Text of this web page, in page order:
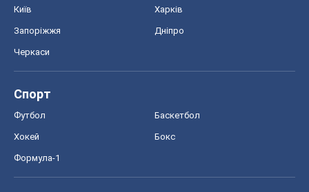
Київ Харків
Запоріжжя Дніпро
Черкаси
Спорт
Футбол Баскетбол
Хокей Бокс
Формула-1